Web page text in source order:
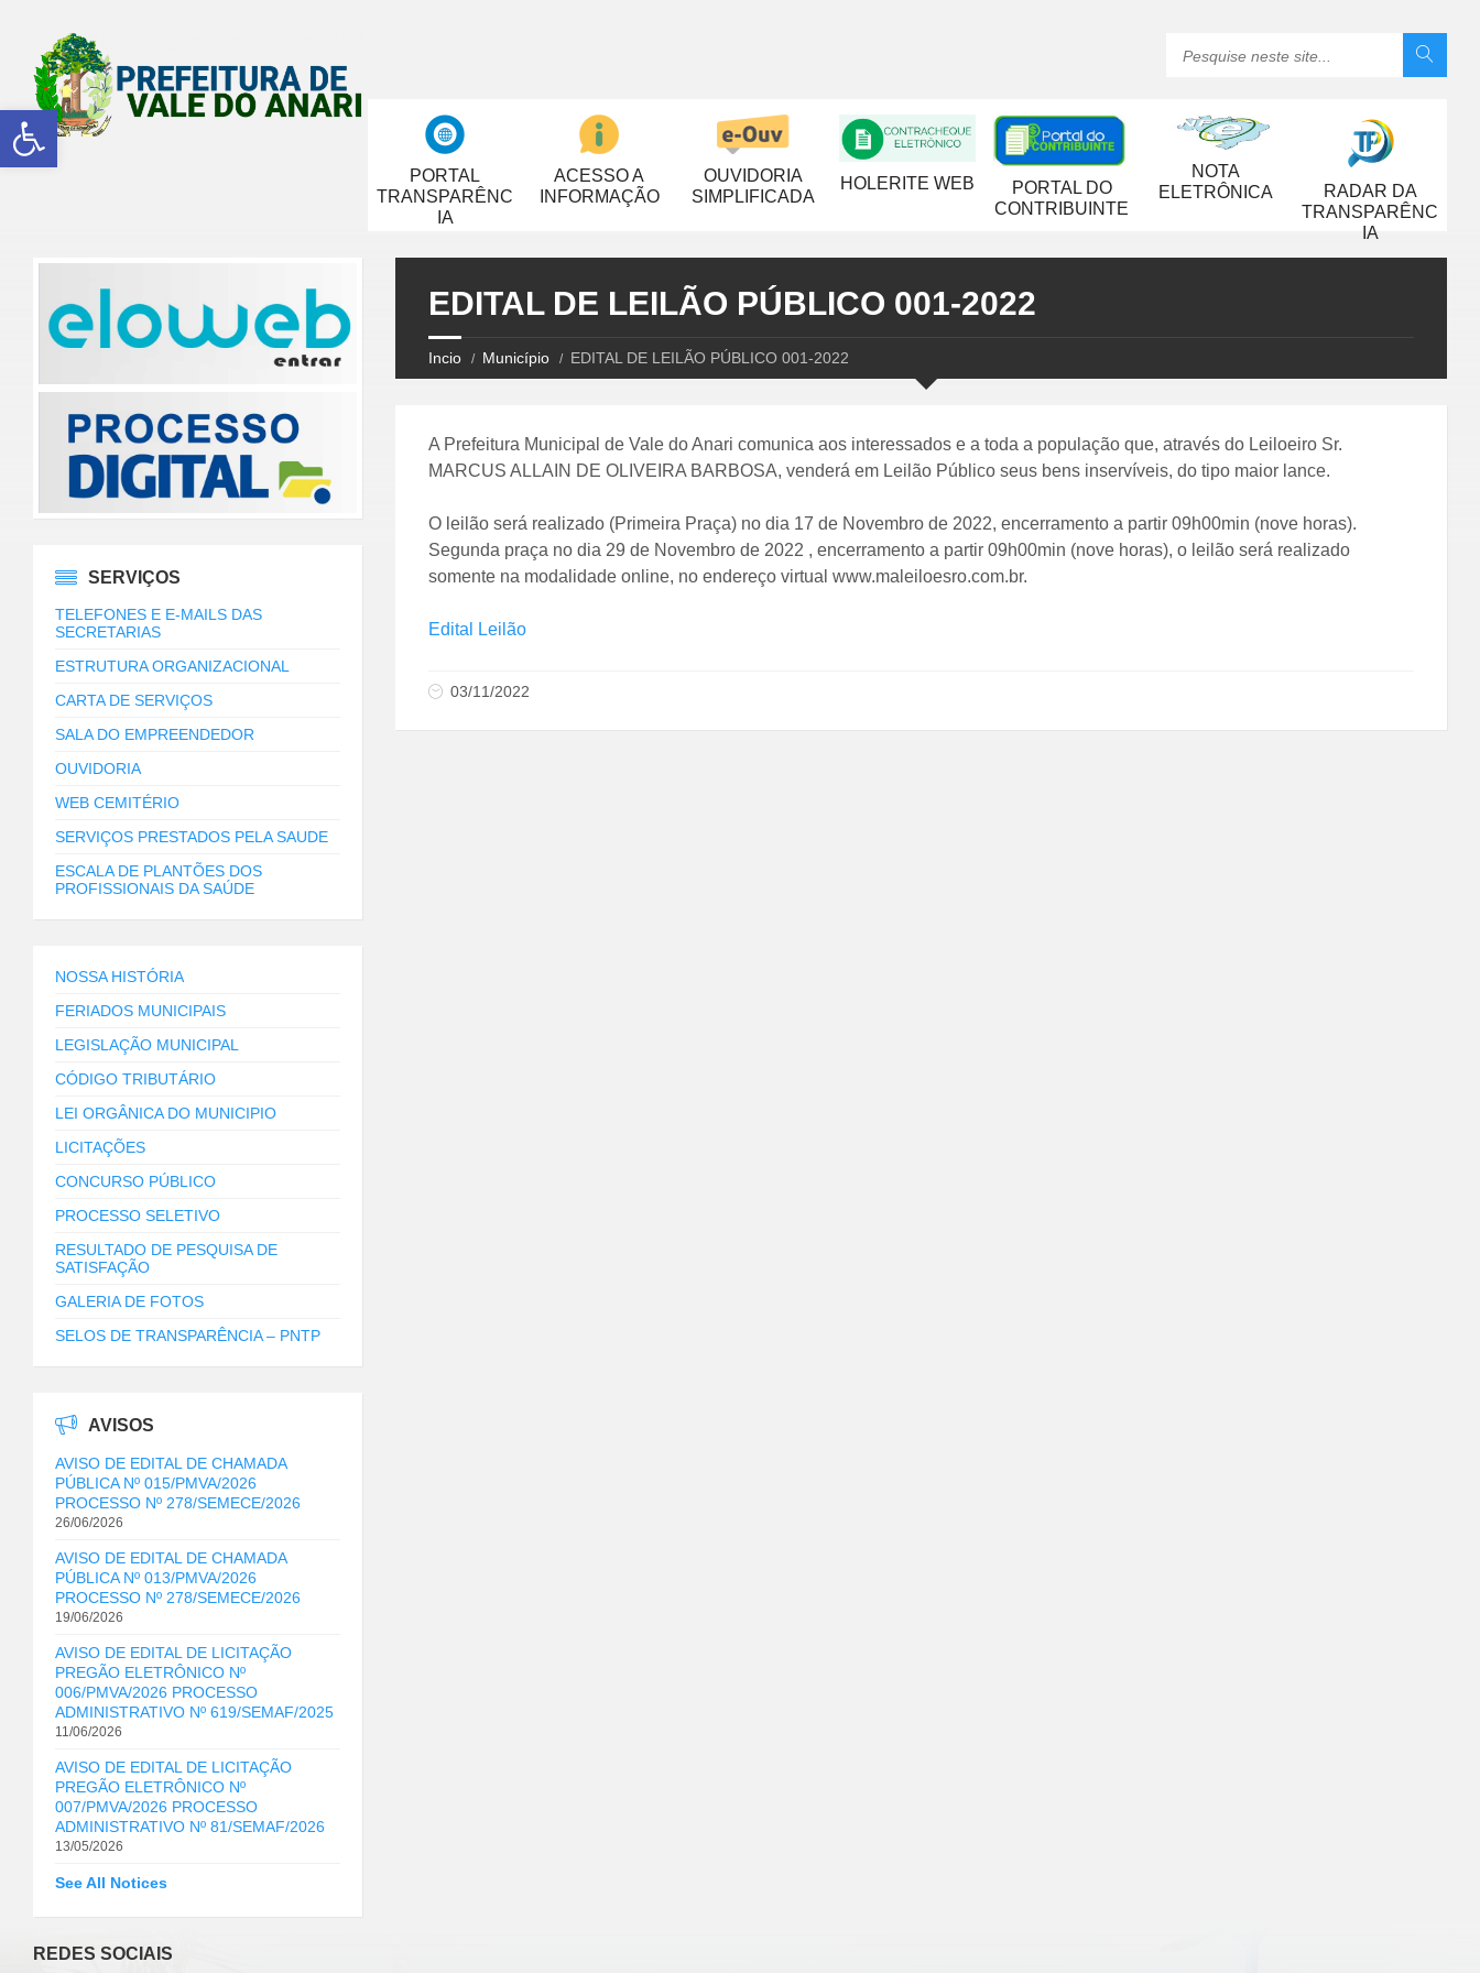
Abrir a barra de ferramentas
PORTAL
TRANSPARÊNC
IA
ACESSO A
INFORMAÇÃO
OUVIDORIA
SIMPLIFICADA
HOLERITE WEB
PORTAL DO
CONTRIBUINTE
NOTA
ELETRÔNICA
RADAR DA
TRANSPARÊNC
IA
EDITAL DE LEILÃO PÚBLICO 001-2022
Incio Município EDITAL DE LEILÃO PÚBLICO 001-2022
A Prefeitura Municipal de Vale do Anari comunica aos interessados e a toda a população que, através do Leiloeiro Sr.
MARCUS ALLAIN DE OLIVEIRA BARBOSA, venderá em Leilão Público seus bens inservíveis, do tipo maior lance.
O leilão será realizado (Primeira Praça) no dia 17 de Novembro de 2022, encerramento a partir 09h00min (nove horas).
Segunda praça no dia 29 de Novembro de 2022 , encerramento a partir 09h00min (nove horas), o leilão será realizado
somente na modalidade online, no endereço virtual www.maleiloesro.com.br.
Edital Leilão
03/11/2022
SERVIÇOS
TELEFONES E E-MAILS DAS
SECRETARIAS
ESTRUTURA ORGANIZACIONAL
CARTA DE SERVIÇOS
SALA DO EMPREENDEDOR
OUVIDORIA
WEB CEMITÉRIO
SERVIÇOS PRESTADOS PELA SAUDE
ESCALA DE PLANTÕES DOS
PROFISSIONAIS DA SAÚDE
NOSSA HISTÓRIA
FERIADOS MUNICIPAIS
LEGISLAÇÃO MUNICIPAL
CÓDIGO TRIBUTÁRIO
LEI ORGÂNICA DO MUNICIPIO
LICITAÇÕES
CONCURSO PÚBLICO
PROCESSO SELETIVO
RESULTADO DE PESQUISA DE
SATISFAÇÃO
GALERIA DE FOTOS
SELOS DE TRANSPARÊNCIA – PNTP
AVISOS
AVISO DE EDITAL DE CHAMADA
PÚBLICA Nº 015/PMVA/2026
PROCESSO Nº 278/SEMECE/2026
26/06/2026
AVISO DE EDITAL DE CHAMADA
PÚBLICA Nº 013/PMVA/2026
PROCESSO Nº 278/SEMECE/2026
19/06/2026
AVISO DE EDITAL DE LICITAÇÃO
PREGÃO ELETRÔNICO Nº
006/PMVA/2026 PROCESSO
ADMINISTRATIVO Nº 619/SEMAF/2025
11/06/2026
AVISO DE EDITAL DE LICITAÇÃO
PREGÃO ELETRÔNICO Nº
007/PMVA/2026 PROCESSO
ADMINISTRATIVO Nº 81/SEMAF/2026
13/05/2026
See All Notices
REDES SOCIAIS